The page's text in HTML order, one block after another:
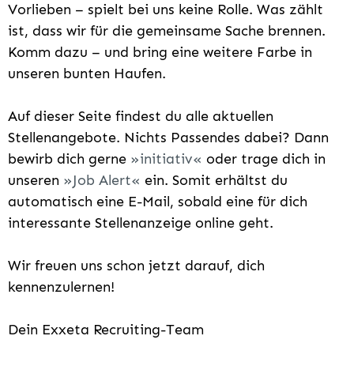
Vorlieben – spielt bei uns keine Rolle. Was zählt
ist, dass wir für die gemeinsame Sache brennen.
Komm dazu – und bring eine weitere Farbe in
unseren bunten Haufen.
Auf dieser Seite findest du alle aktuellen
Stellenangebote. Nichts Passendes dabei? Dann
bewirb dich gerne
initiativ
oder trage dich in
unseren
Job Alert
ein. Somit erhältst du
automatisch eine E-Mail, sobald eine für dich
interessante Stellenanzeige online geht.
Wir freuen uns schon jetzt darauf, dich
kennenzulernen!
Dein Exxeta Recruiting-Team